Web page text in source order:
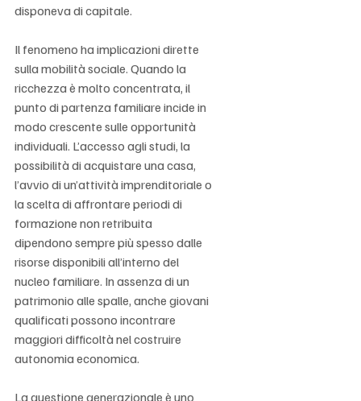
disponeva di capitale.
Il fenomeno ha implicazioni dirette
sulla mobilità sociale. Quando la
ricchezza è molto concentrata, il
punto di partenza familiare incide in
modo crescente sulle opportunità
individuali. L’accesso agli studi, la
possibilità di acquistare una casa,
l’avvio di un’attività imprenditoriale o
la scelta di affrontare periodi di
formazione non retribuita
dipendono sempre più spesso dalle
risorse disponibili all’interno del
nucleo familiare. In assenza di un
patrimonio alle spalle, anche giovani
qualificati possono incontrare
maggiori difficoltà nel costruire
autonomia economica.
La questione generazionale è uno